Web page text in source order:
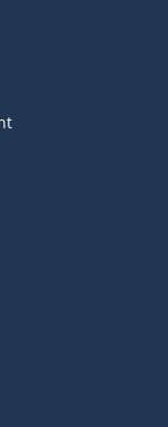
s'ouvrira
externe s'ouvrira